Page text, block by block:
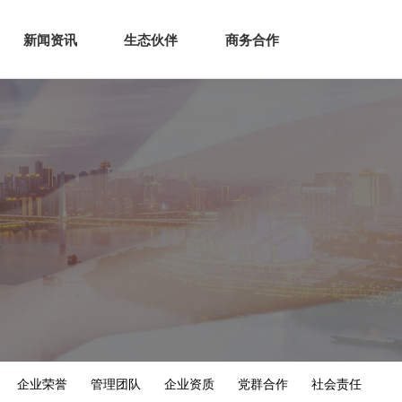
商业服务 新闻资讯 生态伙伴
新闻资讯 生态伙伴 商务合作
企业荣誉 管理团队 企业资质 党群合作 社会责任